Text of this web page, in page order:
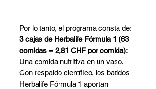
Por lo tanto, el programa consta de:
3 cajas de Herbalife Fórmula 1 (63
comidas = 2,81 CHF por comida):
Una comida nutritiva en un vaso.
Con respaldo científico, los batidos
Herbalife Fórmula 1 aportan